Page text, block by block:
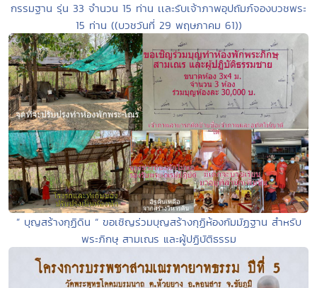
กรรมฐาน รุ่น 33 จำนวน 15 ท่าน เเละรับเจ้าภาพอุปถัมภ์จองบวชพระ
15 ท่าน ((บวชวันที่ 29 พฤษภาคม 61))
” บุญสร้างกุฏิดิน “ ขอเชิญร่วมบุญสร้างกุฏิห้องกัมมัฏฐาน สำหรับ
พระภิกษุ สามเณร และผู้ปฏิบัติธรรม